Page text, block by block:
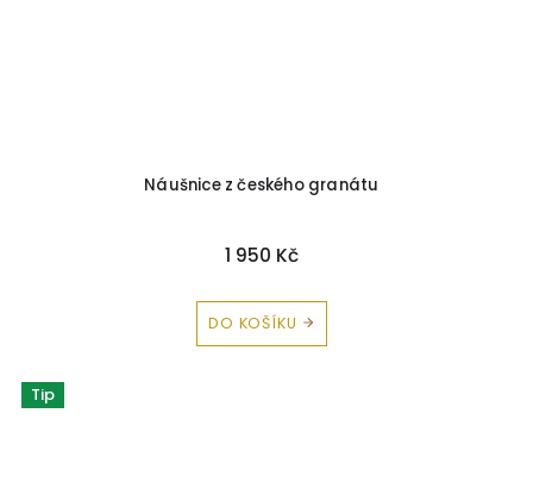
Náušnice z českého granátu
1 950 Kč
DO KOŠÍKU
Tip